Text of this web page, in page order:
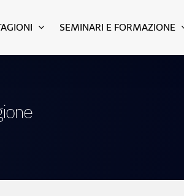
SEMINARI E FORMAZIONE